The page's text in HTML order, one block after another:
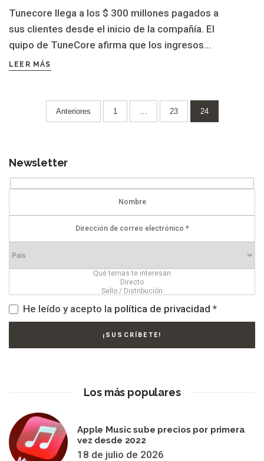
Tunecore llega a los $ 300 millones pagados a
sus clientes desde el inicio de la compañía. El
quipo de TuneCore afirma que los ingresos...
LEER MÁS
Paginación
entradas
Anteriores 1 23 24
Newsletter
He leído y acepto la política de privacidad *
Los más populares
Apple Music sube precios por primera
vez desde 2022
18 de julio de 2026